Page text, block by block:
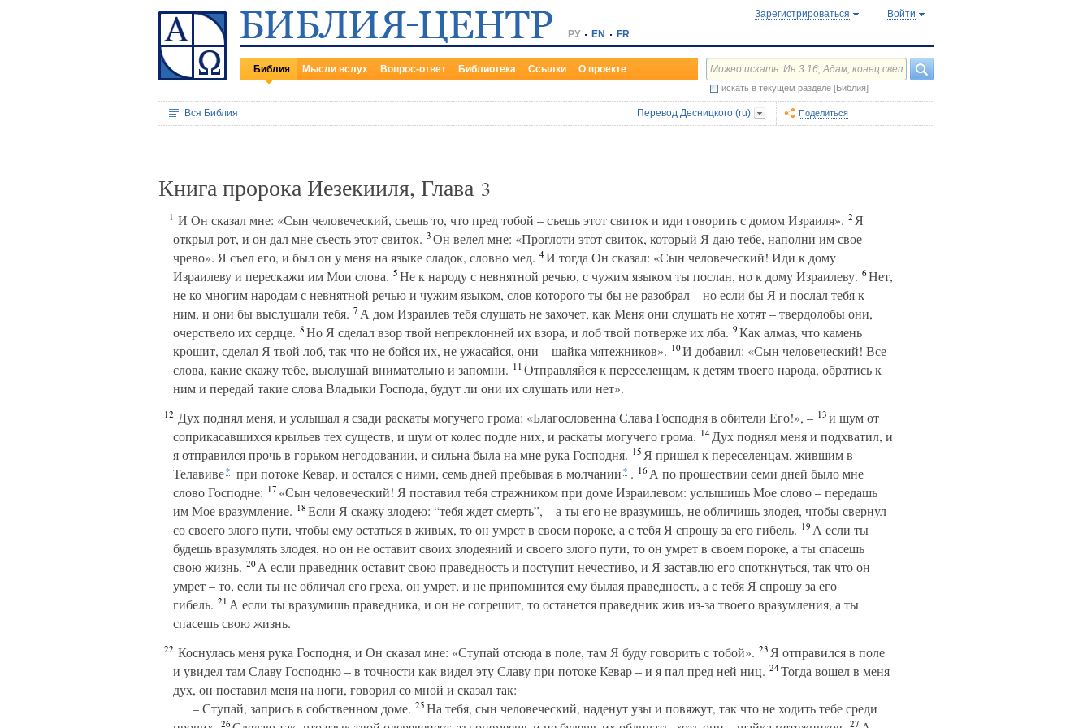
РУ EN FR
Зарегистрироваться Войти
Библия Мысли вслух Вопрос-ответ Библиотека Ссылки О проекте
искать в текущем разделе [Библия]
Вся Библия Перевод Десницкого (ru) Поделиться
Книга пророка Иезекииля, Глава 3
1 И Он сказал мне: «Сын человеческий, съешь то, что пред тобой – съешь этот свиток и иди говорить с домом Израиля». 2Я
открыл рот, и он дал мне съесть этот свиток. 3Он велел мне: «Проглоти этот свиток, который Я даю тебе, наполни им свое
чрево». Я съел его, и был он у меня на языке сладок, словно мед. 4И тогда Он сказал: «Сын человеческий! Иди к дому
Израилеву и перескажи им Мои слова. 5Не к народу с невнятной речью, с чужим языком ты послан, но к дому Израилеву. 6Нет,
не ко многим народам с невнятной речью и чужим языком, слов которого ты бы не разобрал – но если бы Я и послал тебя к
ним, и они бы выслушали тебя. 7А дом Израилев тебя слушать не захочет, как Меня они слушать не хотят – твердолобы они,
очерствело их сердце. 8Но Я сделал взор твой непреклонней их взора, и лоб твой потверже их лба. 9Как алмаз, что камень
крошит, сделал Я твой лоб, так что не бойся их, не ужасайся, они – шайка мятежников». 10И добавил: «Сын человеческий! Все
слова, какие скажу тебе, выслушай внимательно и запомни. 11Отправляйся к переселенцам, к детям твоего народа, обратись к
ним и передай такие слова Владыки Господа, будут ли они их слушать или нет».
12 Дух поднял меня, и услышал я сзади раскаты могучего грома: «Благословенна Слава Господня в обители Его!», – 13и шум от
соприкасавшихся крыльев тех существ, и шум от колес подле них, и раскаты могучего грома. 14Дух поднял меня и подхватил, и
я отправился прочь в горьком негодовании, и сильна была на мне рука Господня. 15Я пришел к переселенцам, жившим в
Телавиве* при потоке Кевар, и остался с ними, семь дней пребывая в молчании * . 16А по прошествии семи дней было мне
слово Господне: 17«Сын человеческий! Я поставил тебя стражником при доме Израилевом: услышишь Мое слово – передашь
им Мое вразумление. 18Если Я скажу злодею: “тебя ждет смерть”, – а ты его не вразумишь, не обличишь злодея, чтобы свернул
со своего злого пути, чтобы ему остаться в живых, то он умрет в своем пороке, а с тебя Я спрошу за его гибель. 19А если ты
будешь вразумлять злодея, но он не оставит своих злодеяний и своего злого пути, то он умрет в своем пороке, а ты спасешь
свою жизнь. 20А если праведник оставит свою праведность и поступит нечестиво, и Я заставлю его споткнуться, так что он
умрет – то, если ты не обличал его греха, он умрет, и не припомнится ему былая праведность, а с тебя Я спрошу за его
гибель. 21А если ты вразумишь праведника, и он не согрешит, то останется праведник жив из-за твоего вразумления, а ты
спасешь свою жизнь.
22 Коснулась меня рука Господня, и Он сказал мне: «Ступай отсюда в поле, там Я буду говорить с тобой». 23Я отправился в поле
и увидел там Славу Господню – в точности как видел эту Славу при потоке Кевар – и я пал пред ней ниц. 24Тогда вошел в меня
дух, он поставил меня на ноги, говорил со мной и сказал так:
– Ступай, запрись в собственном доме. 25На тебя, сын человеческий, наденут узы и повяжут, так что не ходить тебе среди
26 27